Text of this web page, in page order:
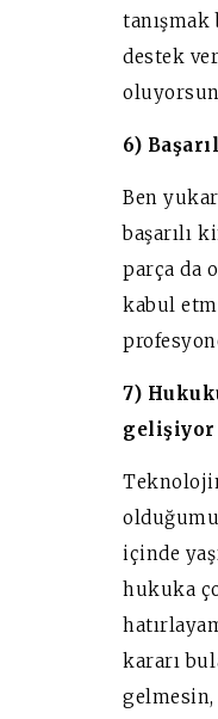
destek
6)
Ben
başarılı
parça da
kabul
7)
gelişiyor
içinde
hukuka
kararı
gelmesin,